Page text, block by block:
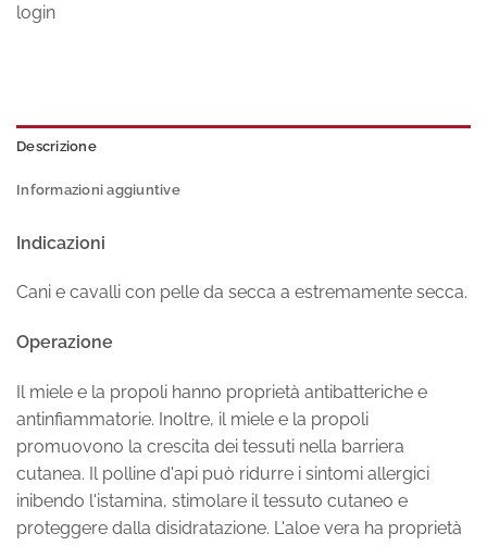
login
Descrizione
Informazioni aggiuntive
Indicazioni
Cani e cavalli con pelle da secca a estremamente secca.
Operazione
Il miele e la propoli hanno proprietà antibatteriche e
antinfiammatorie. Inoltre, il miele e la propoli
promuovono la crescita dei tessuti nella barriera
cutanea. Il polline d'api può ridurre i sintomi allergici
inibendo l'istamina, stimolare il tessuto cutaneo e
proteggere dalla disidratazione. L'aloe vera ha proprietà